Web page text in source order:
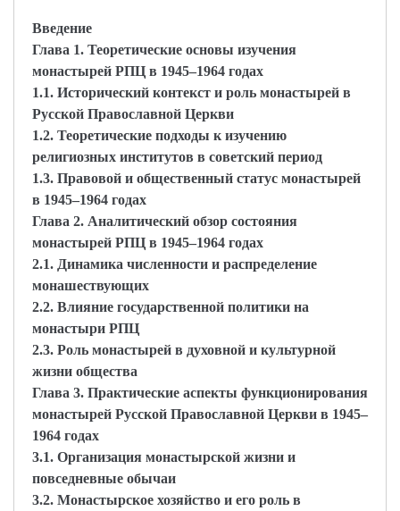
Введение
Глава 1. Теоретические основы изучения
монастырей РПЦ в 1945–1964 годах
1.1. Исторический контекст и роль монастырей в
Русской Православной Церкви
1.2. Теоретические подходы к изучению
религиозных институтов в советский период
1.3. Правовой и общественный статус монастырей
в 1945–1964 годах
Глава 2. Аналитический обзор состояния
монастырей РПЦ в 1945–1964 годах
2.1. Динамика численности и распределение
монашествующих
2.2. Влияние государственной политики на
монастыри РПЦ
2.3. Роль монастырей в духовной и культурной
жизни общества
Глава 3. Практические аспекты функционирования
монастырей Русской Православной Церкви в 1945–
1964 годах
3.1. Организация монастырской жизни и
повседневные обычаи
3.2. Монастырское хозяйство и его роль в